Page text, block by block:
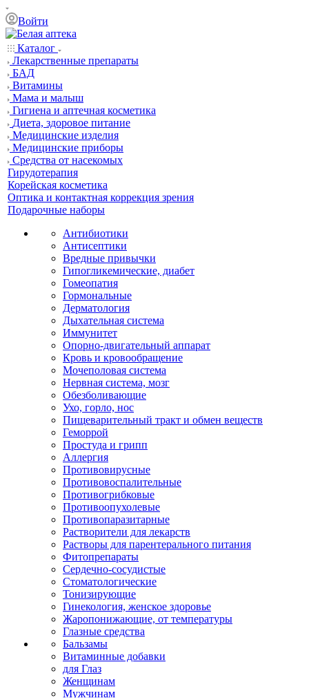
Войти
Каталог
Лекарственные препараты
БАД
Витамины
Мама и малыш
Гигиена и аптечная косметика
Диета, здоровое питание
Медицинские изделия
Медицинские приборы
Средства от насекомых
Гирудотерапия
Корейская косметика
Оптика и контактная коррекция зрения
Подарочные наборы
Антибиотики
Антисептики
Вредные привычки
Гипогликемические, диабет
Гомеопатия
Гормональные
Дерматология
Дыхательная система
Иммунитет
Опорно-двигательный аппарат
Кровь и кровообращение
Мочеполовая система
Нервная система, мозг
Обезболивающие
Ухо, горло, нос
Пищеварительный тракт и обмен веществ
Геморрой
Простуда и грипп
Аллергия
Противовирусные
Противовоспалительные
Противогрибковые
Противоопухолевые
Противопаразитарные
Растворители для лекарств
Растворы для парентерального питания
Фитопрепараты
Сердечно-сосудистые
Стоматологические
Тонизирующие
Гинекология, женское здоровье
Жаропонижающие, от температуры
Глазные средства
Бальзамы
Витаминные добавки
для Глаз
Женщинам
Мужчинам